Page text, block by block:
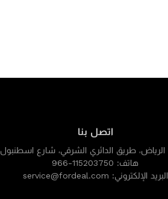
اتصل بنا
الرياض، طريق الدائري الشرقي، شارع اسطنبول
هاتف: 966-115203750
البريد الإلكتروني: service@fordeal.com